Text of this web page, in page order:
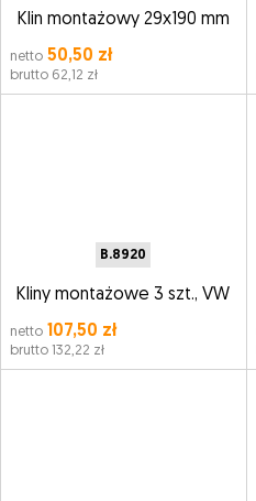
Klin montażowy 29x190 mm
netto 50,50 zł
brutto 62,12 zł
B.8920
Kliny montażowe 3 szt., VW
netto 107,50 zł
brutto 132,22 zł